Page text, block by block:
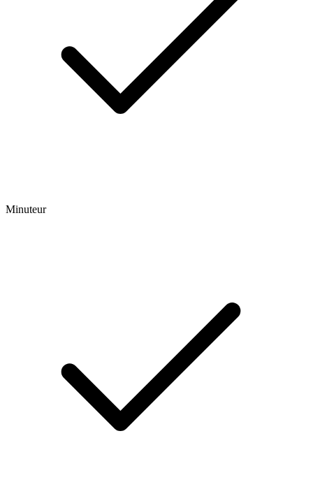
Minuteur